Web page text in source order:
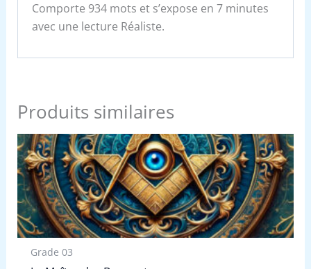
Comporte 934 mots et s’expose en 7 minutes
avec une lecture Réaliste.
Produits similaires
Grade 03